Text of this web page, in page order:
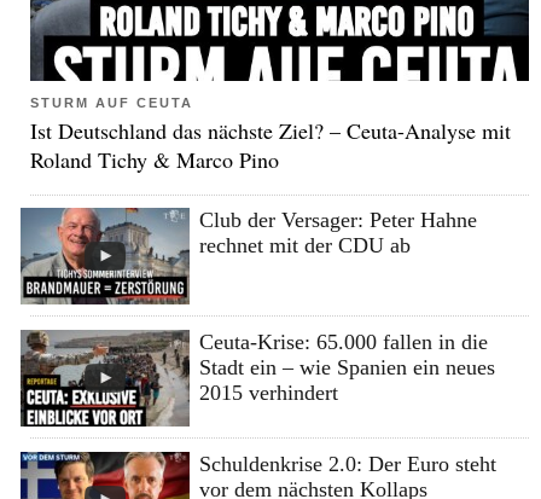
STURM AUF CEUTA
Ist Deutschland das nächste Ziel? – Ceuta-Analyse mit
Roland Tichy & Marco Pino
Club der Versager: Peter Hahne
rechnet mit der CDU ab
Ceuta-Krise: 65.000 fallen in die
Stadt ein – wie Spanien ein neues
2015 verhindert
Schuldenkrise 2.0: Der Euro steht
vor dem nächsten Kollaps